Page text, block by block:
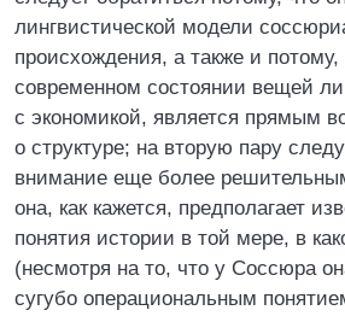
лингвистической модели
происхождения, а также и потому,
современном состоянии вещей
с экономикой, является прямым
о структуре; на вторую пару
внимание еще более
она, как кажется, предполагает
понятия истории в той мере, в
(несмотря на то, что у Соссюра
сугубо операциональным